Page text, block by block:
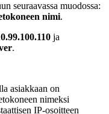
seuraavassa muodossa:
nimi.
ja
.
asiakkaan on
nimeksi
IP-osoitteen